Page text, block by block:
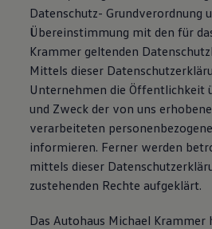
75 Jahre Bulli Jubiläum
Bulli Magazin
Fahrzeugabholung ab Werk
Datenschutz- Grundverordnung
Übereinstimmung mit den für
Krammer geltenden
Mittels dieser
Unternehmen die Öffentlichkeit
und Zweck der von uns
verarbeiteten
informieren. Ferner werden
mittels dieser
zustehenden Rechte aufgeklärt.
Das Autohaus Michael Krammer